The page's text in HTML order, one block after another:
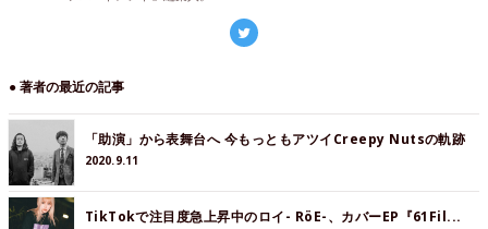
● 著者の最近の記事
「助演」から表舞台へ 今もっともアツイCreepy Nutsの軌跡
2020.9.11
TikTokで注目度急上昇中のロイ- RöE-、カバーEP『61Fil...